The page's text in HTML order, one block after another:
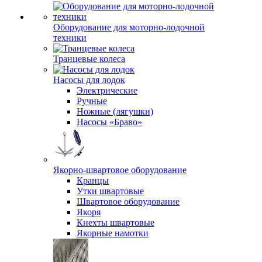
Оборудование для моторно-лодочной
техники
Транцевые колеса
Насосы для лодок
Электрические
Ручные
Ножные (лягушки)
Насосы «Браво»
Якорно-швартовое оборудование
Кранцы
Утки швартовые
Швартовое оборудование
Якоря
Кнехты швартовые
Якорные намотки